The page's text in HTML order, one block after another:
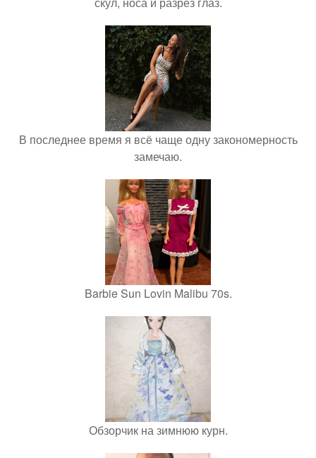
В последнее время я всё чаще одну закономерность
замечаю.
Barbie Sun Lovin Malibu 70s.
Обзорчик на зимнюю курн.